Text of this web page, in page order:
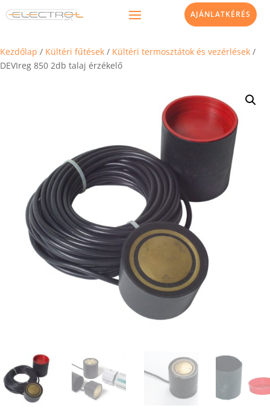
AJÁNLATKÉRÉS
Kezdőlap / Kültéri fűtések / Kültéri termosztátok és vezérlések /
DEVIreg 850 2db talaj érzékelő